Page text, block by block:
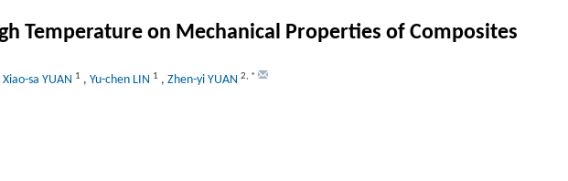
Temperature on Mechanical Properties of Composites
Xiao-sa YUAN 1 , Yu-chen LIN 1 , Zhen-yi YUAN 2, *